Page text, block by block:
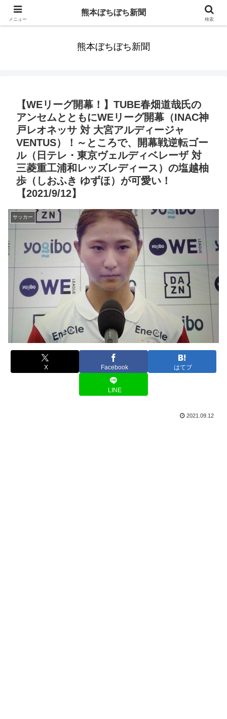
みんなまだ気づかずすごしていたんだわ。ずっといっしょに歩いてゆけるっ
熊本ぼちぼち新聞
【WEリーグ開幕！】TUBE春畑道哉氏の
アンセムとともにWEリーグ開幕（INAC神
戸レオネッサ 対 大宮アルディージャ
VENTUS）！～ところで、開幕戦逆転ゴー
ル（日テレ・東京ヴェルディベレーザ 対
三菱重工浦和レッズレディース）の塩越柚
歩（しおふき ゆずほ）が可愛い！
【2021/9/12】
サッカー
X Facebook はてブ
LINE
2021.09.12
メニュー
熊本ぼちぼち新聞
検索